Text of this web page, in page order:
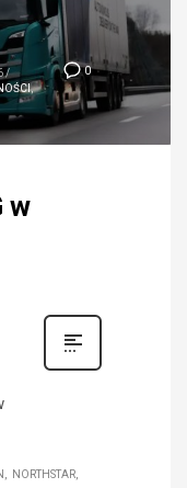
0
/
,
w
NORTHSTAR